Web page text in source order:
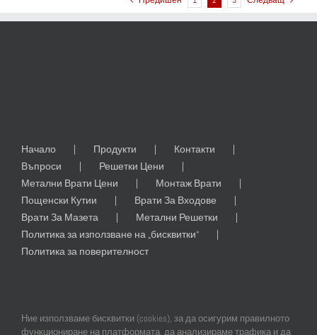
Начало Продукти
Контакти
Въпроси
Решетки Цени
Метални Врати Цени
Монтаж Врати
Пощенски Кутии
Врати За Входове
Врати За Мазета
Метални Решетки
Политика за използване на „бисквитки“
Политика за поверителност
Ние използваме бисквитки (cookies), за да осигурим правилното
функциониране на платформата, да анализираме трафика и да